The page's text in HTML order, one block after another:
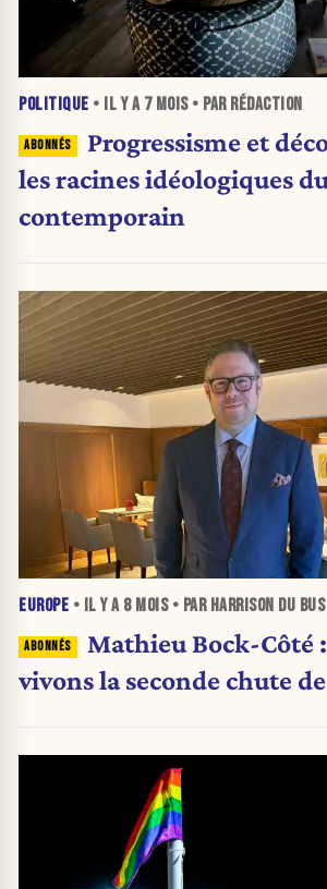
POLITIQUE • IL Y A 7 MOIS• PAR RÉDACTION
Progressisme et
les racines idéologiques
contemporain
EUROPE • IL Y A 8 MOIS• PAR HARRISON DU BUS
Mathieu Bock-Côté
vivons la seconde chute